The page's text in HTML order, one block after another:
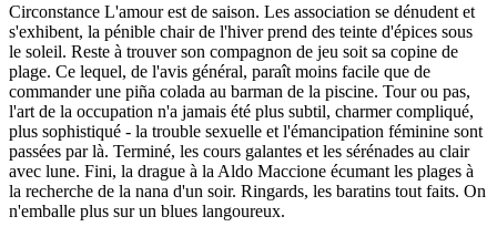
Circonstance L'amour est de saison. Les association se dénudent et
s'exhibent, la pénible chair de l'hiver prend des teinte d'épices sous
le soleil. Reste à trouver son compagnon de jeu soit sa copine de
plage. Ce lequel, de l'avis général, paraît moins facile que de
commander une piña colada au barman de la piscine. Tour ou pas,
l'art de la occupation n'a jamais été plus subtil, charmer compliqué,
plus sophistiqué - la trouble sexuelle et l'émancipation féminine sont
passées par là. Terminé, les cours galantes et les sérénades au clair
avec lune. Fini, la drague à la Aldo Maccione écumant les plages à
la recherche de la nana d'un soir. Ringards, les baratins tout faits. On
n'emballe plus sur un blues langoureux.